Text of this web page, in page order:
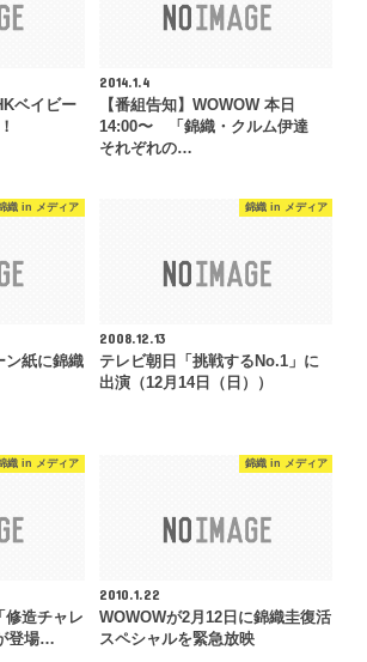
ベイビー
2014.1.4
【番組告知】WOWOW 本日
14:00〜 「錦織・クルム伊達
それぞれの…
織 in メディア
ン紙に錦織
錦織 in メディア
2008.12.13
テレビ朝日「挑戦するNo.1」に
出演（12月14日（日））
織 in メディア
造チャレ
登場…
錦織 in メディア
2010.1.22
WOWOWが2月12日に錦織圭復活
スペシャルを緊急放映